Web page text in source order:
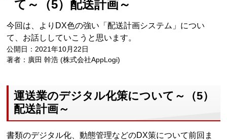
て～（5）配送計画～
今回は、よりDX色の強い「配送計画システム」につい
て、お話ししていこうと思います。
公開日：2021年10月22日
著者：廣田 幹浩 (株式会社AppLogi)
運送業のデジタル化策について～（5）
配送計画～
書類のデジタル化、動態管理などのDX策について前回ま